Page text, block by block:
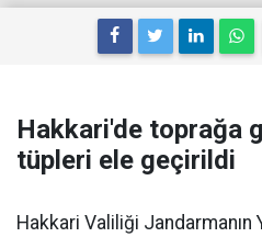
Hakkari'de toprağa
tüpleri ele geçirildi
Hakkari Valiliği